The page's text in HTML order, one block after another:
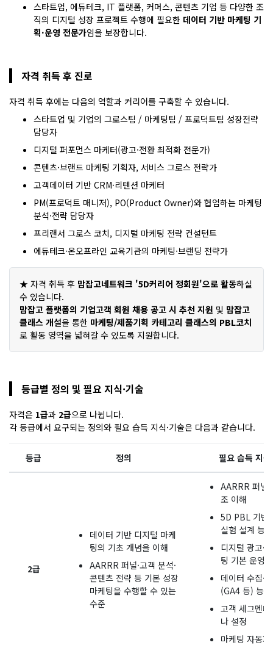
스타트업, 에듀테크, IT 플랫폼, 커머스, 콘텐츠 기업 등 다양한 조
직의 디지털 성장 프로젝트 수행에 필요한 데이터 기반 마케팅 기
획·운영 전문가임을 보장합니다.
자격 취득 후 진로
자격 취득 후에는 다음의 역할과 커리어를 구축할 수 있습니다.
스타트업 및 기업의 그로스팀 / 마케팅팀 / 프로덕트팀 성장전략
담당자
디지털 퍼포먼스 마케터(광고·전환 최적화 전문가)
콘텐츠·브랜드 마케팅 기획자, 서비스 그로스 전략가
고객데이터 기반 CRM·리텐션 마케터
PM(프로덕트 매니저), PO(Product Owner)와 협업하는 마케팅
분석·전략 담당자
프리랜서 그로스 코치, 디지털 마케팅 전략 컨설턴트
에듀테크·온오프라인 교육기관의 마케팅·브랜딩 전략가
★ 자격 취득 후 맘잡고네트워크 '5D커리어 정회원'으로 활동하실
수 있습니다.
맘잡고 플랫폼의 기업고객 회원 채용 공고 시 추천 지원 및 맘잡고
클래스 개설을 통한 마케팅/제품기획 카테고리 클래스의 PBL코치
로 활동 영역을 넓혀갈 수 있도록 지원합니다.
등급별 정의 및 필요 지식·기술
자격은 1급과 2급으로 나뉩니다.
각 등급에서 요구되는 정의와 필요 습득 지식·기술은 다음과 같습니다.
등급 정의 필요 습득 지식
2급
데이터 기반 디지털 마케
팅의 기초 개념을 이해
AARRR 퍼널·고객 분석·
콘텐츠 전략 등 기본 성장
마케팅을 수행할 수 있는
수준
AARRR 퍼널
조 이해
5D PBL 기반
실험 설계 능력
디지털 광고·
팅 기본 운영
데이터 수집·
(GA4 등) 능력
고객 세그멘테
나 설정
마케팅 자동화